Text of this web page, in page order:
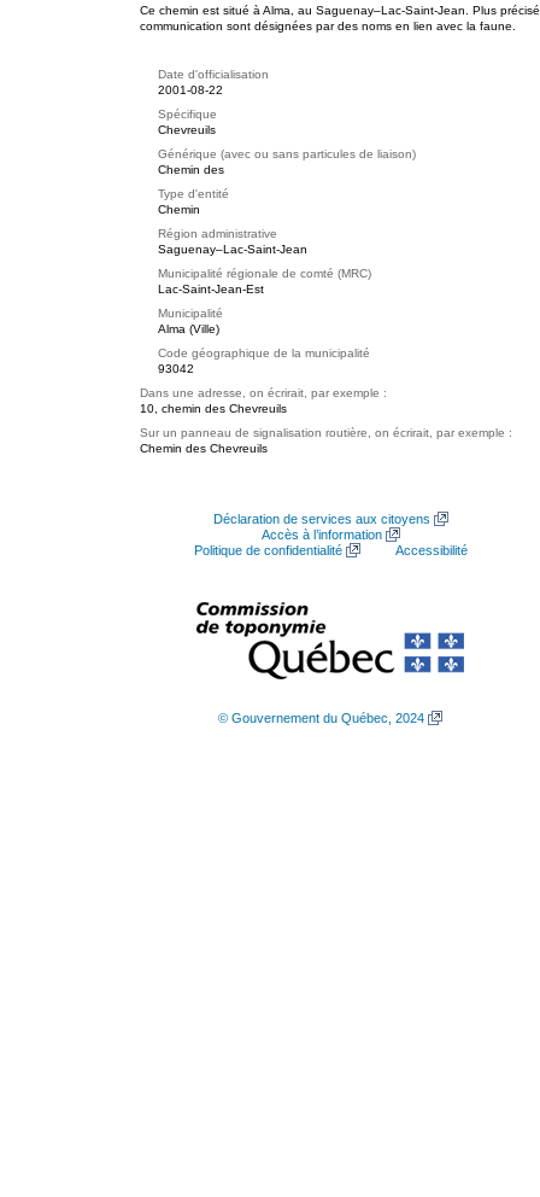
Ce chemin est situé à Alma, au Saguenay–Lac-Saint-Jean. Plus
communication sont désignées par des noms en lien avec la faune.
Date d'officialisation
2001-08-22
Spécifique
Chevreuils
Générique (avec ou sans particules de liaison)
Chemin des
Type d'entité
Chemin
Région administrative
Saguenay–Lac-Saint-Jean
Municipalité régionale de comté (MRC)
Lac-Saint-Jean-Est
Municipalité
Alma (Ville)
Code géographique de la municipalité
93042
Dans une adresse, on écrirait, par exemple :
10, chemin des Chevreuils
Sur un panneau de signalisation routière, on écrirait, par exemple :
Chemin des Chevreuils
Déclaration de services aux citoyens
Accès à l’information
Politique de confidentialité
Accessibilité
© Gouvernement du Québec, 2024